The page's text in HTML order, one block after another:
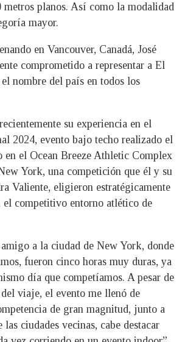
metros planos. Así como la modalidad
mayor.
en Vancouver, Canadá, José
comprometido a representar a El
nombre del país en todos los
su experiencia en el
2024, evento bajo techo realizado el
en el Ocean Breeze Athletic Complex
York, una competición que él y su
Valiente, eligieron estratégicamente
el competitivo entorno atlético de
a la ciudad de New York, donde
fueron cinco horas muy duras, ya
día que competíamos. A pesar de
viaje, el evento me llenó de
de gran magnitud, junto a
las ciudades vecinas, cabe destacar